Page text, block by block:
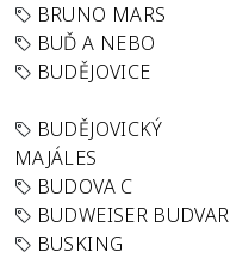
BRUNO MARS
BUĎ A NEBO
BUDĚJOVICE
BUDĚJOVICKÝ
MAJÁLES
BUDOVA C
BUDWEISER BUDVAR
BUSKING